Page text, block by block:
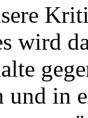
wird
und in